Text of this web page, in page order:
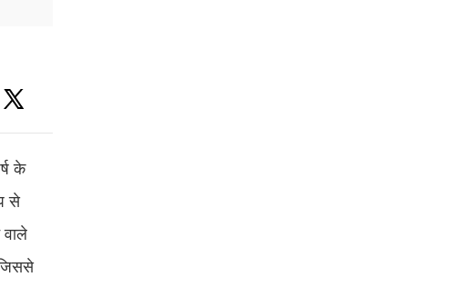
के
से